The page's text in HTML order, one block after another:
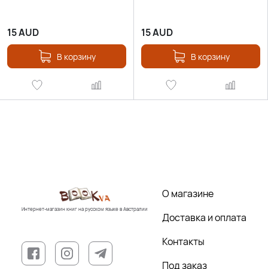
15AUD
В корзину
15AUD
В корзину
Интернет-магазин книг на русском языке в Австралии
О магазине
Доставка и оплата
Контакты
Под заказ